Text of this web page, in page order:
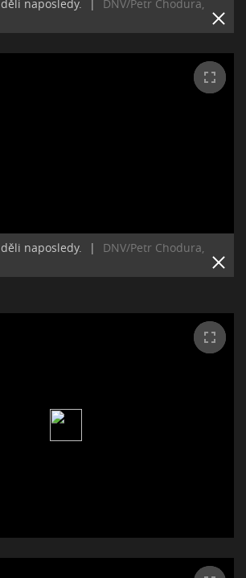
naposledy. |
DNV/Petr Chodura,
naposledy. |
DNV/Petr Chodura,